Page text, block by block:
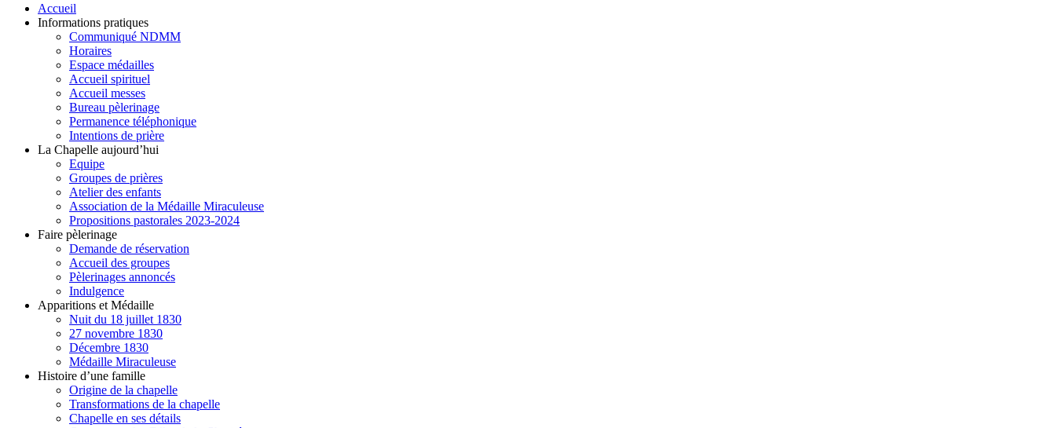
Accueil
Informations pratiques
Communiqué NDMM
Horaires
Espace médailles
Accueil spirituel
Accueil messes
Bureau pèlerinage
Permanence téléphonique
Intentions de prière
La Chapelle aujourd’hui
Equipe
Groupes de prières
Atelier des enfants
Association de la Médaille Miraculeuse
Propositions pastorales 2023-2024
Faire pèlerinage
Demande de réservation
Accueil des groupes
Pèlerinages annoncés
Indulgence
Apparitions et Médaille
Nuit du 18 juillet 1830
27 novembre 1830
Décembre 1830
Médaille Miraculeuse
Histoire d’une famille
Origine de la chapelle
Transformations de la chapelle
Chapelle en ses détails